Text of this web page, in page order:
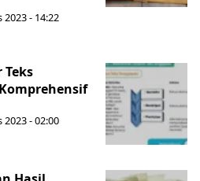
2023 - 14:22
2023 - 02:00